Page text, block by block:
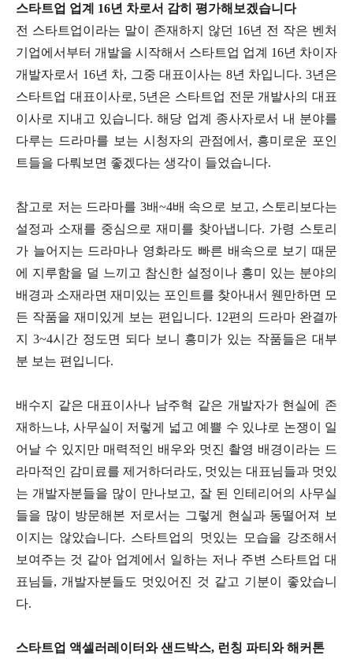
스타트업 업계 16년 차로서 감히 평가해보겠습니다
전 스타트업이라는 말이 존재하지 않던 16년 전 작은 벤처
기업에서부터 개발을 시작해서 스타트업 업계 16년 차이자
개발자로서 16년 차, 그중 대표이사는 8년 차입니다. 3년은
스타트업 대표이사로, 5년은 스타트업 전문 개발사의 대표
이사로 지내고 있습니다. 해당 업계 종사자로서 내 분야를
다루는 드라마를 보는 시청자의 관점에서, 흥미로운 포인
트들을 다뤄보면 좋겠다는 생각이 들었습니다.
참고로 저는 드라마를 3배~4배 속으로 보고, 스토리보다는
설정과 소재를 중심으로 재미를 찾아냅니다. 가령 스토리
가 늘어지는 드라마나 영화라도 빠른 배속으로 보기 때문
에 지루함을 덜 느끼고 참신한 설정이나 흥미 있는 분야의
배경과 소재라면 재미있는 포인트를 찾아내서 웬만하면 모
든 작품을 재미있게 보는 편입니다. 12편의 드라마 완결까
지 3~4시간 정도면 되다 보니 흥미가 있는 작품들은 대부
분 보는 편입니다.
배수지 같은 대표이사나 남주혁 같은 개발자가 현실에 존
재하느냐, 사무실이 저렇게 넓고 예쁠 수 있냐로 논쟁이 일
어날 수 있지만 매력적인 배우와 멋진 촬영 배경이라는 드
라마적인 감미료를 제거하더라도, 멋있는 대표님들과 멋있
는 개발자분들을 많이 만나보고, 잘 된 인테리어의 사무실
들을 많이 방문해본 저로서는 그렇게 현실과 동떨어져 보
이지는 않았습니다. 스타트업의 멋있는 모습을 강조해서
보여주는 것 같아 업계에서 일하는 저나 주변 스타트업 대
표님들, 개발자분들도 멋있어진 것 같고 기분이 좋았습니
다.
스타트업 액셀러레이터와 샌드박스, 런칭 파티와 해커톤